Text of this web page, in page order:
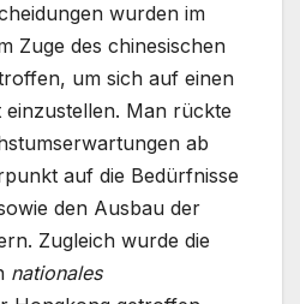
wurden im
Zuge des chinesischen
um sich auf einen
Man rückte
ab
auf die Bedürfnisse
den Ausbau der
Zugleich wurde die
nationales